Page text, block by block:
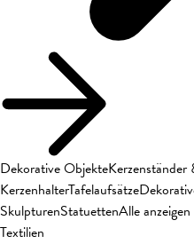
Dekorative ObjekteKerzenständer
KerzenhalterTafelaufsätze
SkulpturenStatuettenAlle anzeigen
Textilien